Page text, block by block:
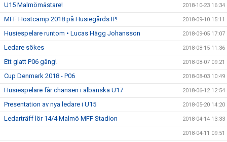
U15 Malmömästare! 2018-10-23 16:34
MFF Höstcamp 2018 på Husiegårds IP! 2018-09-10 15:11
Husiespelare runtom • Lucas Hägg Johansson 2018-09-05 17:07
Ledare sökes 2018-08-15 11:36
Ett glatt P06 gäng! 2018-08-07 09:21
Cup Denmark 2018 - P06 2018-08-03 10:49
Husiespelare får chansen i albanska U17 2018-06-12 12:54
Presentation av nya ledare i U15 2018-05-20 14:20
Ledarträff lör 14/4 Malmö MFF Stadion 2018-04-14 13:33
2018-04-11 09:51